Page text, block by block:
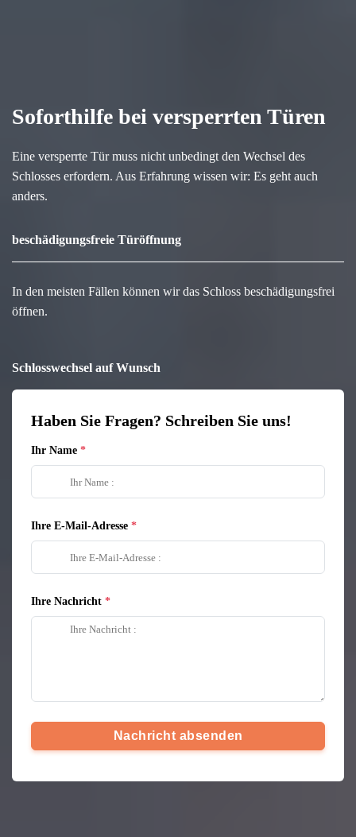
Soforthilfe bei versperrten Türen
Eine versperrte Tür muss nicht unbedingt den Wechsel des
Schlosses erfordern. Aus Erfahrung wissen wir: Es geht auch
anders.
beschädigungsfreie Türöffnung
In den meisten Fällen können wir das Schloss beschädigungsfrei
öffnen.
Schlosswechsel auf Wunsch
Haben Sie Fragen? Schreiben Sie uns!
Ihr Name
Ihre E-Mail-Adresse
Ihre Nachricht
Nachricht absenden